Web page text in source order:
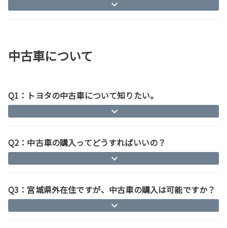
中古車について
Q1：トヨタの中古車について知りたい。
Q2：中古車の購入ってどうすればいいの？
Q3：宮城県外在住ですが、中古車の購入は可能ですか？